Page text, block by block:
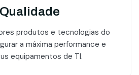
produtos e tecnologias do
a máxima performance e
equipamentos de TI.